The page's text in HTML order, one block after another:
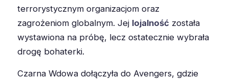
terrorystycznym organizacjom oraz
zagrożeniom globalnym. Jej lojalność została
wystawiona na próbę, lecz ostatecznie wybrała
drogę bohaterki.
Czarna Wdowa dołączyła do Avengers, gdzie